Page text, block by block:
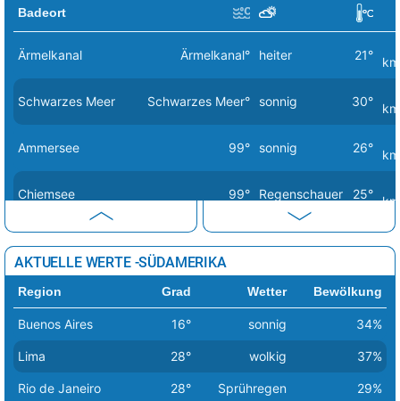
Stockholm Sprühregen 38%
Tirana 34° sonnig 11%
Vaduz 28° Sprühregen 18%
Valletta 0%
Vatikan Stadt 38° sonnig 1%
Vilnius 23° leichter Regen 85%
Warschau 23° leichter Regen 82%
Wien 30°
Zagreb 35° Sprühregen 7%
Badeort
Ärmelkanal Ärmelkanal° heiter 21°
Schwarzes Meer Schwarzes Meer° sonnig 30°
Ammersee 99° sonnig 26°
Chiemsee 99° Regenschauer 25°
Mecklenburgische
Seenplatte
99° stark bewölkt 20°
Müritz 99° Sprühregen 20°
AKTUELLE WERTE -SÜDAMERIKA
Region Grad Wetter Bewölkung
Buenos Aires 16° sonnig 34%
Lima 28° wolkig 37%
Rio de Janeiro 28° Sprühregen 29%